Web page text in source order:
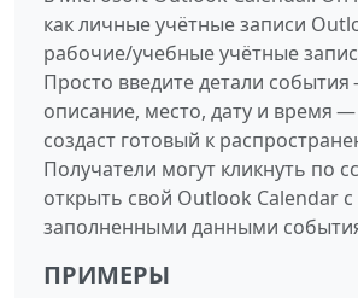
как личные учётные записи
рабочие/учебные учётные
Просто введите детали
описание, место, дату и время
создаст готовый к
Получатели могут кликнуть по
открыть свой Outlook Calendar
заполненными данными
ПРИМЕРЫ